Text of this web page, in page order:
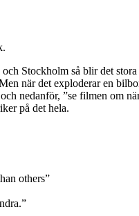
Stockholm så blir det
när det exploderar en
nedanför, ”se filmen om
på det hela.
others”